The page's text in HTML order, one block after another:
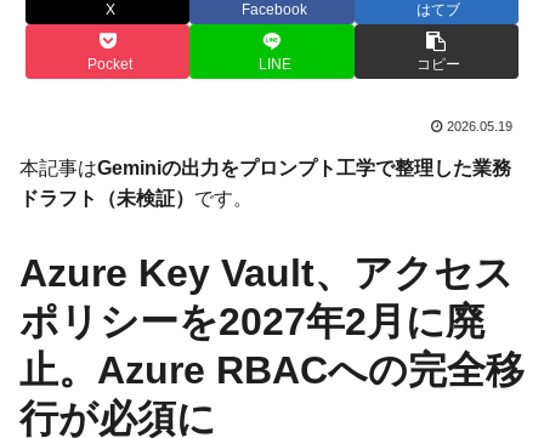
X Facebook はてブ
Pocket LINE コピー
2026.05.19
本記事はGeminiの出力をプロンプト工学で整理した業務
ドラフト（未検証） です。
Azure Key Vault、アクセス
ポリシーを2027年2月に廃
止。Azure RBACへの完全移
行が必須に